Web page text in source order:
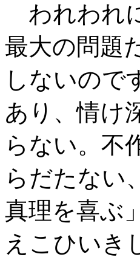
われわれ
最大の問題
しないので
あり、情け
らない。不
らだたない
真理を喜ぶ
えこひいき